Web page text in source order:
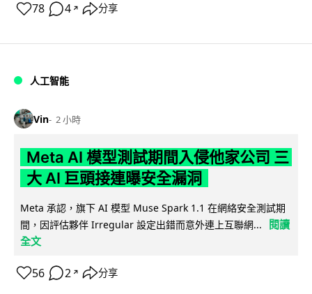
78 4 ↗ 分享
人工智能
Vin 2 小時
Meta AI 模型測試期間入侵他家公司 三
大 AI 巨頭接連曝安全漏洞
Meta 承認，旗下 AI 模型 Muse Spark 1.1 在網絡安全測試期
間，因評估夥伴 Irregular 設定出錯而意外連上互聯網...
閱讀
全文
56 2 ↗ 分享